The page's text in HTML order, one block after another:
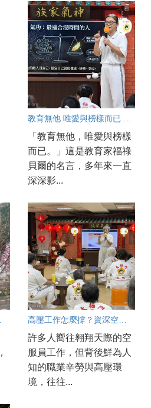
「教育無他，唯愛與榜樣
而已。」這是教育家福祿
貝爾的名言，多年來一直
深深影...
許多人嚮往翱翔天際的空
服員工作，但背後鮮為人
知的職業辛勞與高壓環
境，往往...